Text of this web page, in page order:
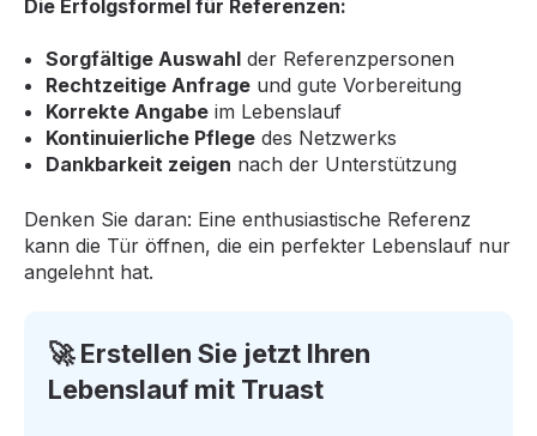
Die Erfolgsformel für Referenzen:
Sorgfältige Auswahlder Referenzpersonen
Rechtzeitige Anfrageund gute Vorbereitung
Korrekte Angabeim Lebenslauf
Kontinuierliche Pflegedes Netzwerks
Dankbarkeit zeigen nach der Unterstützung
Denken Sie daran: Eine enthusiastische Referenz
kann die Tür öffnen, die ein perfekter Lebenslauf nur
angelehnt hat.
🚀 Erstellen Sie jetzt Ihren
Lebenslauf mit Truast